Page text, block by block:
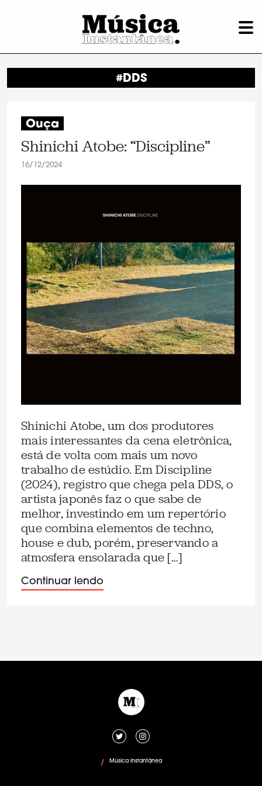
#DDS
Ouça
Shinichi Atobe: “Discipline”
16/12/2024
Shinichi Atobe, um dos produtores
mais interessantes da cena eletrônica,
está de volta com mais um novo
trabalho de estúdio. Em Discipline
(2024), registro que chega pela DDS, o
artista japonês faz o que sabe de
melhor, investindo em um repertório
que combina elementos de techno,
house e dub, porém, preservando a
atmosfera ensolarada que […]
Continuar lendo
/ Música instantânea